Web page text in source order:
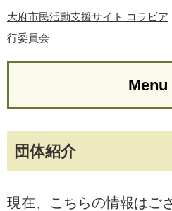
大府市民活動支援サイト コラビア
行委員会
団体紹介
現在、こちらの情報はご
Menu